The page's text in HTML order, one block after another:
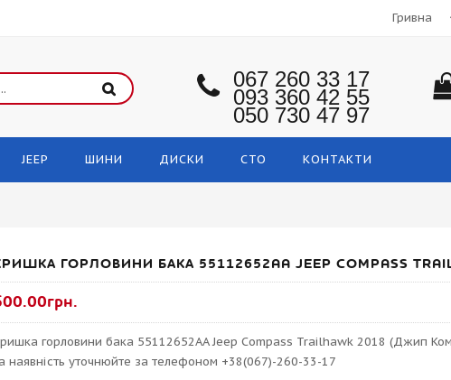
067 260 33 17
093 360 42 55
050 730 47 97
JEEP ШИНИ ДИСКИ СТО КОНТАКТИ
ГОРЛОВИНИ БАКА 55112652AA JEEP COMPASS
горловини бака 55112652AA Jeep Compass Trailhawk 2018 (Джип
наявність уточнюйте за телефоном +38(067)-260-33-17